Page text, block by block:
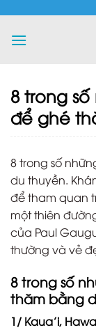
content
8 trong
để ghé
8 trong số
du thuyền.
để tham quan
một thiên
của Paul
thường và vẻ
8 trong số
thăm bằng
1/ Kaua’i,